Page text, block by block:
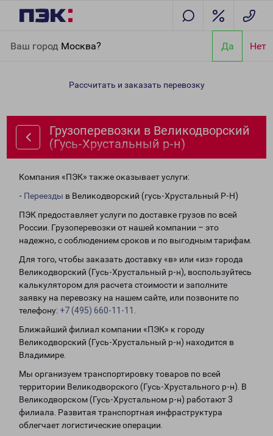
Ваш город Москва? Да Нет
(Гусь-Хрустальный р-н)
Рассчитать и заказать перевозку
Грузоперевозки в Великодворский
(Гусь-Хрустальный р-н)
Компания «ПЭК» также оказывает услуги:
- Переезды в Великодворский (гусь-Хрустальный Р-Н)
ПЭК предоставляет услуги по доставке грузов по всей
России. Грузоперевозки от нашей компании – это
надежно, с соблюдением сроков и по выгодным тарифам.
Для того, чтобы заказать доставку «в» или «из» города
Великодворский (Гусь-Хрустальный р-н), воспользуйтесь
калькулятором для расчета стоимости и заполните
заявку на перевозку на нашем сайте, или позвоните по
телефону: +7 (495) 660-11-11
Ближайший филиал компании «ПЭК» к городу
Великодворский (Гусь-Хрустальный р-н) находится в
Владимире.
Мы организуем транспортировку товаров по всей
территории Великодворского (Гусь-Хрустального р-н). В
Великодворском (Гусь-Хрустальном р-н) работают 3
филиала. Развитая транспортная инфраструктура
облегчает логистические операции.